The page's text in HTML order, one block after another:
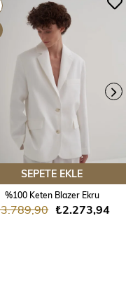
SEPETE EKLE
%100 Keten Blazer Ekru
₺2.273,94